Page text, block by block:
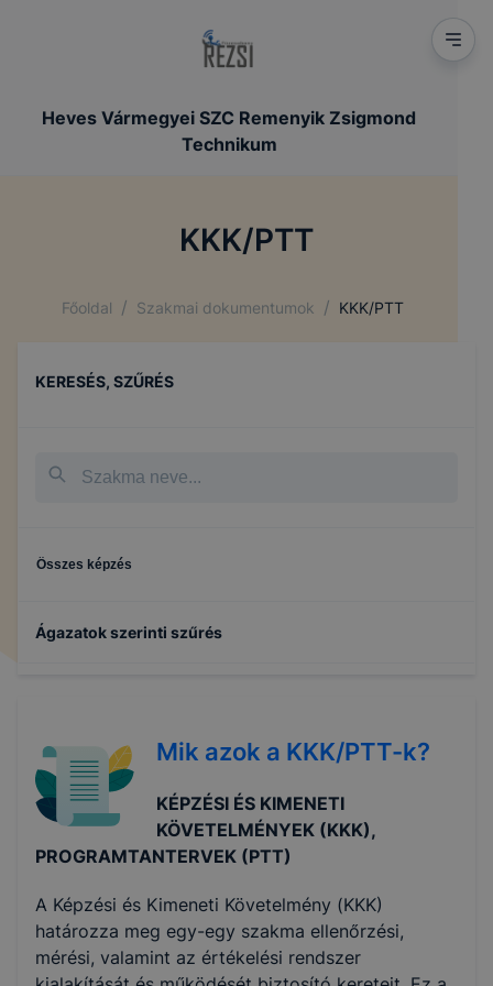
Heves Vármegyei SZC Remenyik Zsigmond
Technikum
KKK/PTT
Főoldal / Szakmai dokumentumok / KKK/PTT
KERESÉS, SZŰRÉS
Összes képzés
Ágazatok szerinti szűrés
Közlekedés és szállítmányozás
Oktatás
Mik azok a KKK/PTT-k?
KÉPZÉSI ÉS KIMENETI
KÖVETELMÉNYEK (KKK),
PROGRAMTANTERVEK (PTT)
A Képzési és Kimeneti Követelmény (KKK)
határozza meg egy-egy szakma ellenőrzési,
mérési, valamint az értékelési rendszer